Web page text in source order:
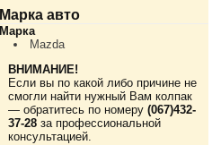
Марка авто
Марка
Mazda
ВНИМАНИЕ!
Если вы по какой либо причине не
смогли найти нужный Вам колпак
— обратитесь по номеру (067)432-
37-28 за профессиональной
консультацией.